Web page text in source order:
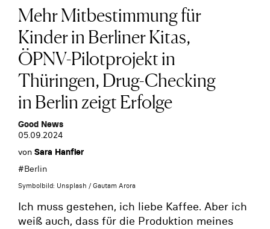
Mehr Mitbestimmung für
Kinder in Berliner Kitas,
ÖPNV-Pilotprojekt in
Thüringen, Drug-Checking
in Berlin zeigt Erfolge
Good News
05.09.2024
von Sara Hanfler
#Berlin
Symbolbild: Unsplash / Gautam Arora
Ich muss gestehen, ich liebe Kaffee. Aber ich
weiß auch, dass für die Produktion meines